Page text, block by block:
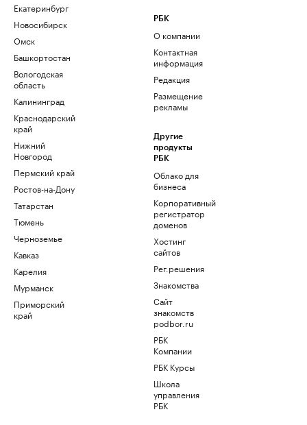
Екатеринбург
Новосибирск
Омск
Башкортостан
Вологодская
область
Калининград
Краснодарский
край
Нижний
Новгород
Пермский край
Ростов-на-Дону
Татарстан
Тюмень
Черноземье
Кавказ
Карелия
Мурманск
Приморский
край
РБК
О компании
Контактная
информация
Редакция
Размещение
рекламы
Другие
продукты
РБК
Облако для
бизнеса
Корпоративный
регистратор
доменов
Хостинг
сайтов
Рег.решения
Знакомства
Сайт
знакомств
podbor.ru
РБК
Компании
РБК Курсы
Школа
управления
РБК